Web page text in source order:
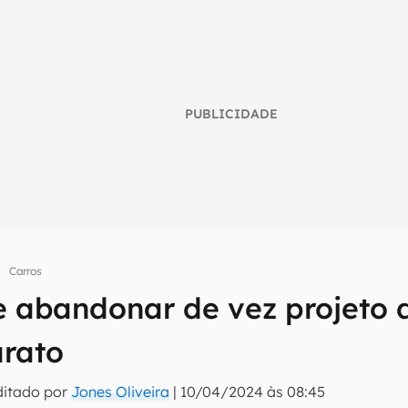
PUBLICIDADE
Carros
abandonar de vez projeto
por Jones Oliveira | 10/04/2024 às 08:45
do Canaltech e receba notícias e reviews sobre tecnologia